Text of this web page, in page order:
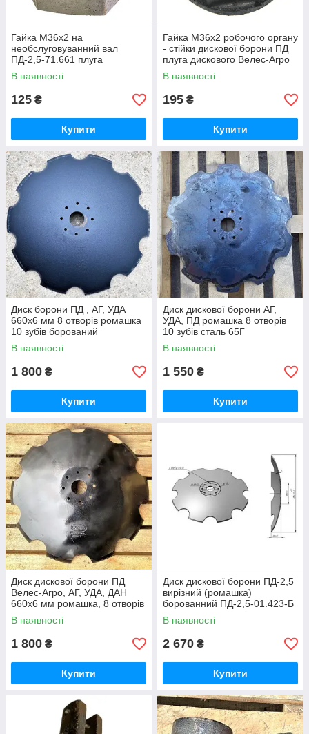
Гайка М36х2 на
необслуговуванний вал
ПД-2,5-71.661 плуга
дискового "Велес-Агро"
В наявності
125 ₴
Купити
Гайка М36х2 робочого органу
- стійки дискової борони ПД
плуга дискового Велес-Агро
ПД-2,5-01.325
В наявності
195 ₴
Купити
Диск борони ПД , АГ, УДА
660х6 мм 8 отворів ромашка
10 зубів борований
В наявності
1 800 ₴
Купити
Диск дискової борони АГ,
УДА, ПД ромашка 8 отворів
10 зубів сталь 65Г
В наявності
1 550 ₴
Купити
Диск дискової борони ПД
Велес-Агро, АГ, УДА, ДАН
660х6 мм ромашка, 8 отворів
АГ 2.1.01-02 Eurodisk
В наявності
1 800 ₴
Купити
Диск дискової борони ПД-2,5
вирізний (ромашка)
борованний ПД-2,5-01.423-Б
Велес-Агро
В наявності
2 670 ₴
Купити